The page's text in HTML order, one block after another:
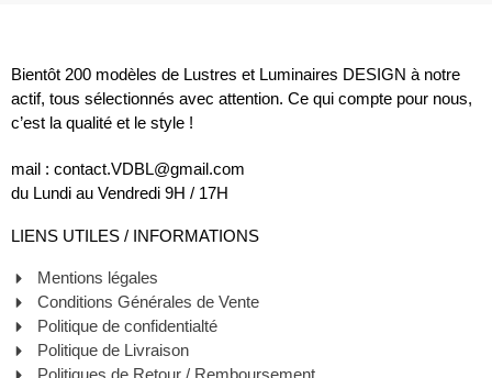
Bientôt 200 modèles de Lustres et Luminaires DESIGN à notre
actif, tous sélectionnés avec attention. Ce qui compte pour nous,
c’est la qualité et le style !
mail : contact.VDBL@gmail.com
du Lundi au Vendredi 9H / 17H
LIENS UTILES / INFORMATIONS
Mentions légales
Conditions Générales de Vente
Politique de confidentialté
Politique de Livraison
Politiques de Retour / Remboursement